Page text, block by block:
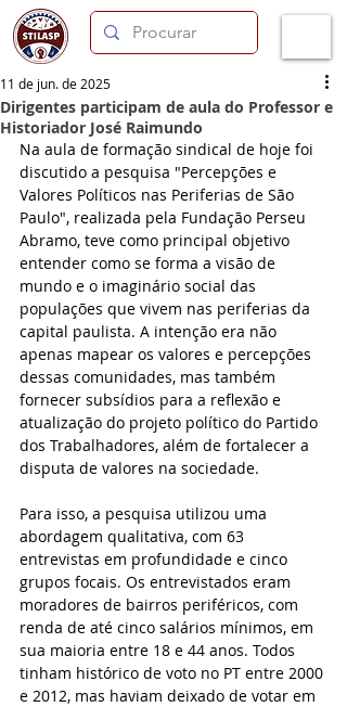
Dirigentes participam de aula do Professor e
Historiador José Raimundo
11 de jun. de 2025
Na aula de formação sindical de hoje foi
discutido a pesquisa "Percepções e
Valores Políticos nas Periferias de São
Paulo", realizada pela Fundação Perseu
Abramo, teve como principal objetivo
entender como se forma a visão de
mundo e o imaginário social das
populações que vivem nas periferias da
capital paulista. A intenção era não
apenas mapear os valores e percepções
dessas comunidades, mas também
fornecer subsídios para a reflexão e
atualização do projeto político do Partido
dos Trabalhadores, além de fortalecer a
disputa de valores na sociedade.
Para isso, a pesquisa utilizou uma
abordagem qualitativa, com 63
entrevistas em profundidade e cinco
grupos focais. Os entrevistados eram
moradores de bairros periféricos, com
renda de até cinco salários mínimos, em
sua maioria entre 18 e 44 anos. Todos
tinham histórico de voto no PT entre 2000
e 2012, mas haviam deixado de votar em